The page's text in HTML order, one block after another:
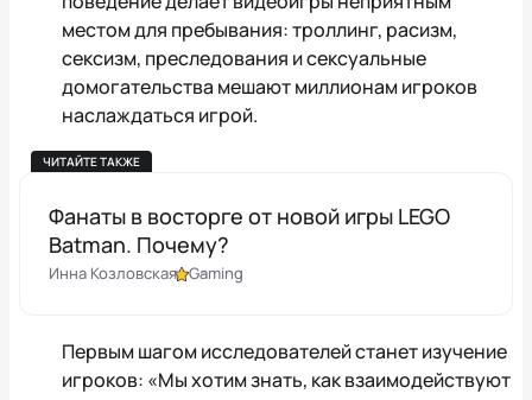
местом для пребывания: троллинг, расизм,
сексизм, преследования и сексуальные
домогательства мешают миллионам игроков
наслаждаться игрой.
ЧИТАЙТЕ ТАКЖЕ
Фанаты в восторге от новой игры LEGO
Batman. Почему?
Инна Козловская Gaming
Первым шагом исследователей станет изучение
игроков: «Мы хотим знать, как взаимодействуют